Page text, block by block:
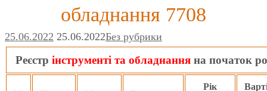
обладнання 7708
25.06.2022 25.06.2022Без рубрики
Реєстр інструменті та обладнання на початок
Рік